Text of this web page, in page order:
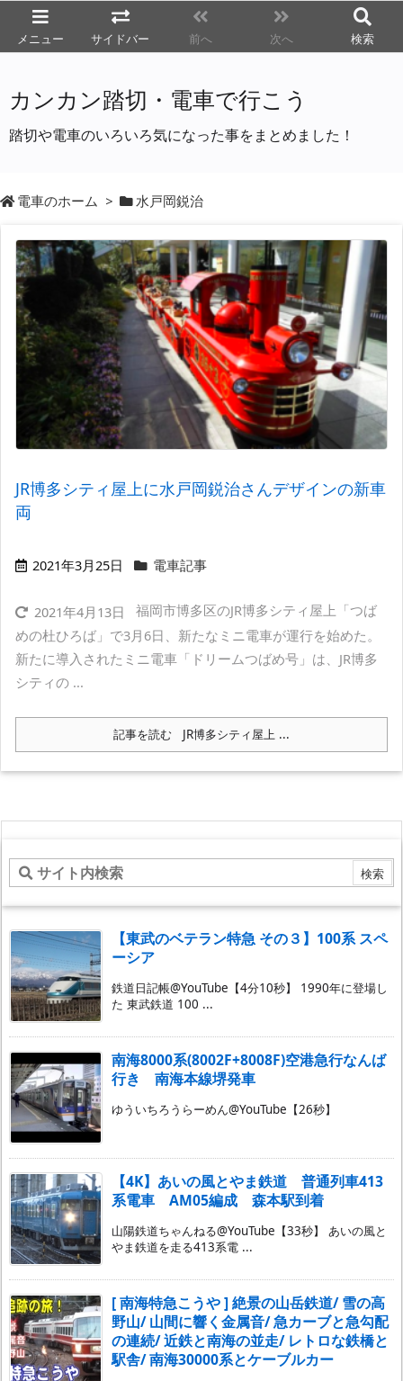
メニュー サイドバー 前へ 次へ 検索
カンカン踏切・電車で行こう
踏切や電車のいろいろ気になった事をまとめました！
電車のホーム > 水戸岡鋭治
JR博多シティ屋上に水戸岡鋭治さんデザインの新車
両
2021年3月25日 電車記事
2021年4月13日
福岡市博多区のJR博多シティ屋上「つば
めの杜ひろば」で3月6日、新たなミニ電車が運行を始めた。
新たに導入されたミニ電車「ドリームつばめ号」は、JR博多
シティの ...
記事を読む JR博多シティ屋上 ...
【東武のベテラン特急 その３】100系 スペ
ーシア
鉄道日記帳@YouTube【4分10秒】 1990年に登場し
た 東武鉄道 100 ...
南海8000系(8002F+8008F)空港急行なんば
行き 南海本線堺発車
ゆういちろうらーめん@YouTube【26秒】
【4K】あいの風とやま鉄道 普通列車413
系電車 AM05編成 森本駅到着
山陽鉄道ちゃんねる@YouTube【33秒】 あいの風と
やま鉄道を走る413系電 ...
[ 南海特急こうや ] 絶景の山岳鉄道/ 雪の高
野山/ 山間に響く金属音/ 急カーブと急勾配
の連続/ 近鉄と南海の並走/ レトロな鉄橋と
駅舎/ 南海30000系とケーブルカー